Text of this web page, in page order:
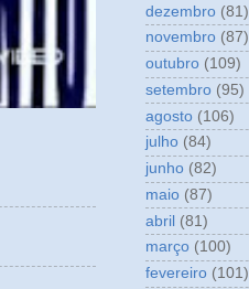
dezembro (81)
novembro (87)
outubro (109)
setembro (95)
agosto (106)
julho (84)
junho (82)
maio (87)
abril (81)
março (100)
fevereiro (101)